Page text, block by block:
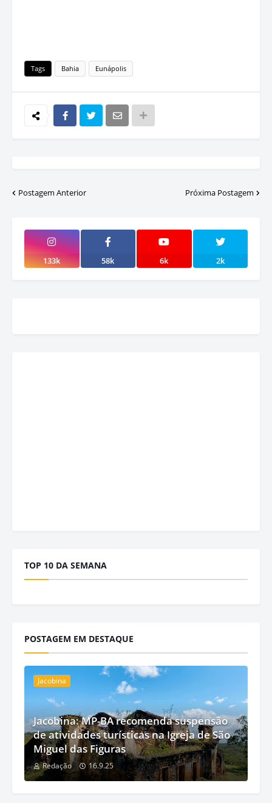
Tags Bahia Eunápolis
Postagem Anterior Próxima Postagem
133k 58k 6k 2k
TOP 10 DA SEMANA
POSTAGEM EM DESTAQUE
Jacobina
Jacobina: MP-BA recomenda suspensão
de atividades turísticas na Igreja de São
Miguel das Figuras
Redação 16.9.25